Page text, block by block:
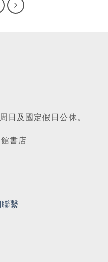
日及國定假日公休。
書店
繫